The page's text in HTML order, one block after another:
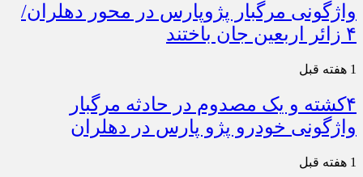
واژگونی مرگبار پژوپارس در محور دهلران/
۴ زائر اربعین جان باختند
1 هفته قبل
۴کشته و یک مصدوم در حادثه مرگبار
واژگونی خودرو پژو پارس در دهلران
1 هفته قبل